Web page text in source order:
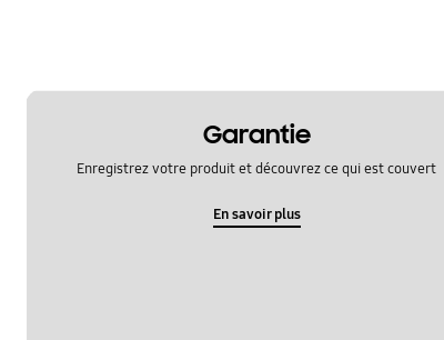
Garantie
Enregistrez votre produit et découvrez ce qui est couvert
En savoir plus